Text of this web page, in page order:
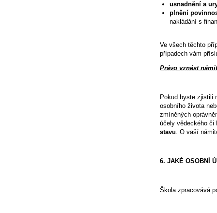
usnadnění a
plnění
nakládání s
Ve všech těchto
případech vám
Právo vznést
Pokud byste zjistili
osobního života
zmíněných
účely vědeckého či
stavu. O vaší
6. JAKÉ OSOBNÍ
Škola zpracovává